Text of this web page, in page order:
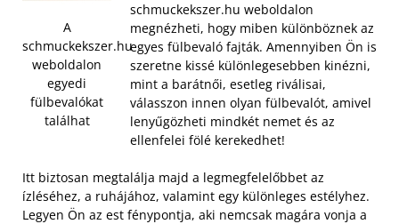
A
schmuckekszer.hu
weboldalon
egyedi
fülbevalókat
találhat
schmuckekszer.hu weboldalon
megnézheti, hogy miben különböznek az
egyes fülbevaló fajták. Amennyiben Ön is
szeretne kissé különlegesebben kinézni,
mint a barátnői, esetleg riválisai,
válasszon innen olyan fülbevalót, amivel
lenyűgözheti mindkét nemet és az
ellenfelei fölé kerekedhet!
Itt biztosan megtalálja majd a legmegfelelőbbet az
ízléséhez, a ruhájához, valamint egy különleges estélyhez.
Legyen Ön az est fénypontja, aki nemcsak magára vonja a